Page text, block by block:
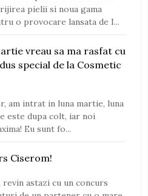
pielii si noua gama
o provocare lansata de I...
vreau sa ma rasfat cu
special de la Cosmetic
am intrat in luna martie, luna
este dupa colt, iar noi
Eu sunt fo...
Ciserom!
astazi cu un concurs